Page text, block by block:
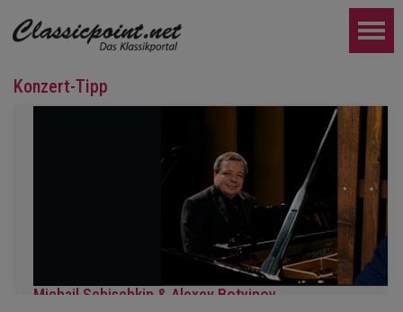
Konzert-Tipp
Michail Schischkin & Alexey Botvinov